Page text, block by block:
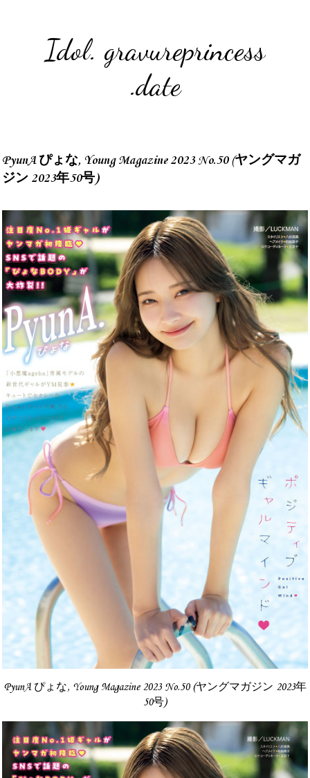
Idol. gravureprincess
.date
PyunA ぴょな, Young Magazine 2023 No.50 (ヤングマガ
ジン 2023年50号)
PyunA ぴょな, Young Magazine 2023 No.50 (ヤングマガジン 2023年
50号)